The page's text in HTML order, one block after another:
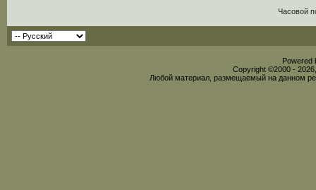
Часовой
Powered
Copyright ©2000 -
Любой материал, размещаемый на данном